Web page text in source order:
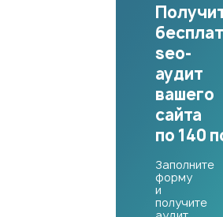
seo-
аудит
вашего
сайта
по 140
Заполните
форму
и
получите